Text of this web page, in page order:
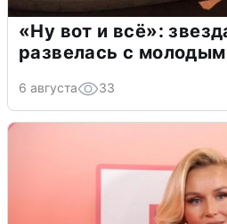
«Ну вот и всё»:
развелась с
6 августа 33